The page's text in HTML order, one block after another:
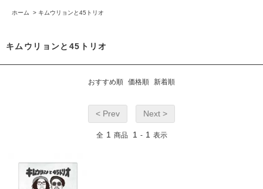
ホーム > キムウリョンと45トリオ
キムウリョンと45トリオ
おすすめ順 価格順 新着順
< Prev Next >
全 1 商品 1 - 1 表示